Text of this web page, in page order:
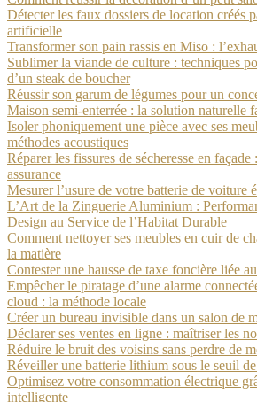
Détecter les faux dossiers de location créés
artificielle
Transformer son pain rassis en Miso :
Sublimer la viande de culture : techniques
d’un steak de boucher
Réussir son garum de légumes pour un
Maison semi-enterrée : la solution naturelle
Isoler phoniquement une pièce avec ses
méthodes acoustiques
Réparer les fissures de sécheresse en façade
assurance
Mesurer l’usure de votre batterie de voiture
L’Art de la Zinguerie Aluminium :
Design au Service de l’Habitat Durable
Comment nettoyer ses meubles en cuir de
la matière
Contester une hausse de taxe foncière liée
Empêcher le piratage d’une alarme
cloud : la méthode locale
Créer un bureau invisible dans un salon de
Déclarer ses ventes en ligne : maîtriser les
Réduire le bruit des voisins sans perdre de
Réveiller une batterie lithium sous le seuil
Optimisez votre consommation électrique
intelligente